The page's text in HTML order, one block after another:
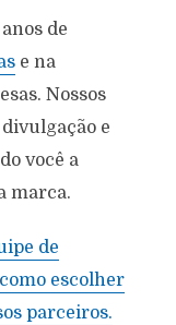
de
e na
Nossos
e
você a
marca.
de
escolher
parceiros.